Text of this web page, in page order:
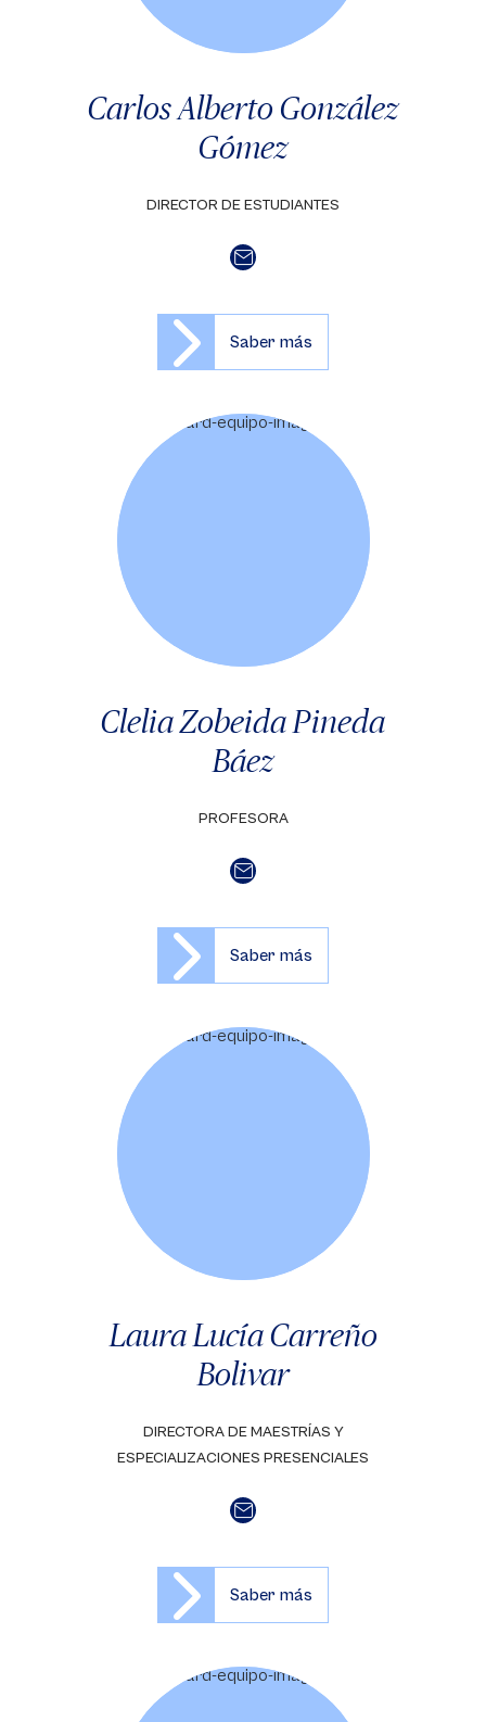
Carlos Alberto González
Gómez
DIRECTOR DE ESTUDIANTES
Saber más
Clelia Zobeida Pineda
Báez
PROFESORA
Saber más
Laura Lucía Carreño
Bolivar
DIRECTORA DE MAESTRÍAS Y
ESPECIALIZACIONES PRESENCIALES
Saber más